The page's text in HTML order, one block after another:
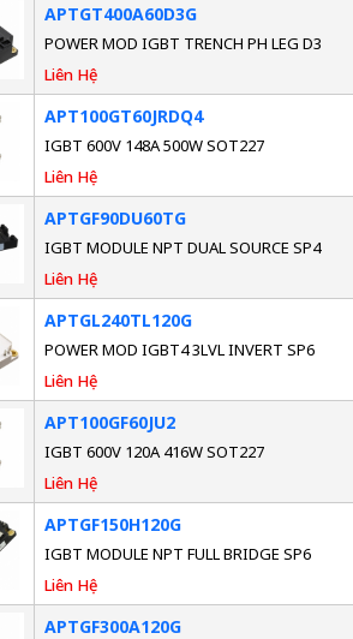
APTGT400A60D3G
POWER MOD IGBT TRENCH PH LEG D3
Liên Hệ
APT100GT60JRDQ4
IGBT 600V 148A 500W SOT227
Liên Hệ
APTGF90DU60TG
IGBT MODULE NPT DUAL SOURCE SP4
Liên Hệ
APTGL240TL120G
POWER MOD IGBT4 3LVL INVERT SP6
Liên Hệ
APT100GF60JU2
IGBT 600V 120A 416W SOT227
Liên Hệ
APTGF150H120G
IGBT MODULE NPT FULL BRIDGE SP6
Liên Hệ
APTGF300A120G